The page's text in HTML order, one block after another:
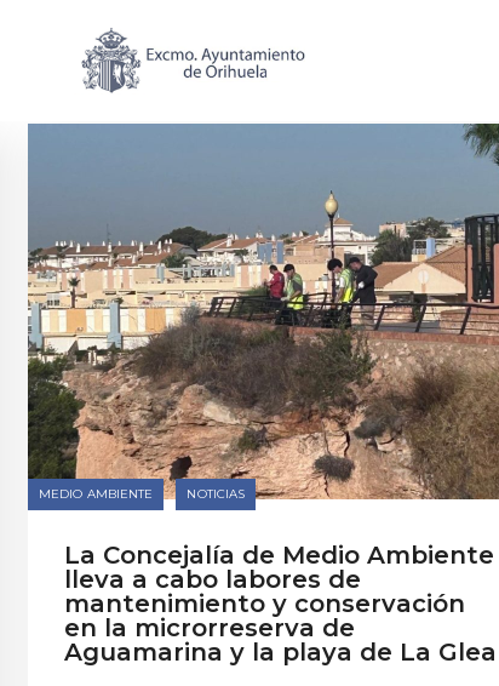
Ambiente
MEDIO AMBIENTE NOTICIAS
La Concejalía de Medio Ambiente
lleva a cabo labores de
mantenimiento y conservación
en la microrreserva de
Aguamarina y la playa de La Glea